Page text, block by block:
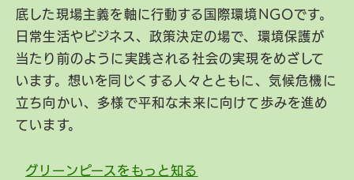
底した現場主義を軸に行動する国際環境NGOです。
日常生活やビジネス、政策決定の場で、環境保護が
当たり前のように実践される社会の実現をめざして
います。想いを同じくする人々とともに、気候危機に
立ち向かい、多様で平和な未来に向けて歩みを進め
ています。
グリーンピースをもっと知る